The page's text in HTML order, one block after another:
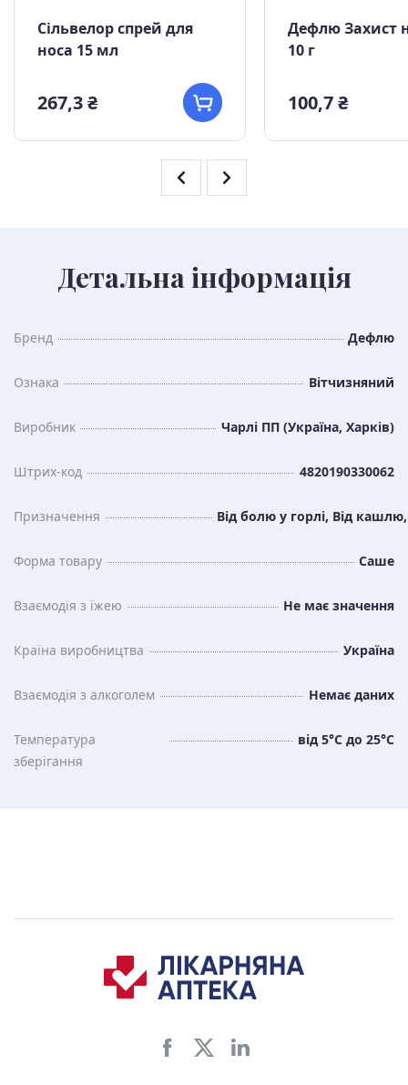
Сільвелор спрей для
носа 15 мл
267,3 ₴
Дефлю Захист
10 г
100,7 ₴
Детальна інформація
Бренд Дефлю
Ознака Вітчизняний
Виробник Чарлі ПП (Україна, Харків)
Штрих-код 4820190330062
Призначення Від болю у горлі, Від
Форма товару Саше
Взаємодія з їжею Не має значення
Країна виробництва Україна
Взаємодія з алкоголем Немає даних
Температура
зберiгання
від 5°C до 25°C